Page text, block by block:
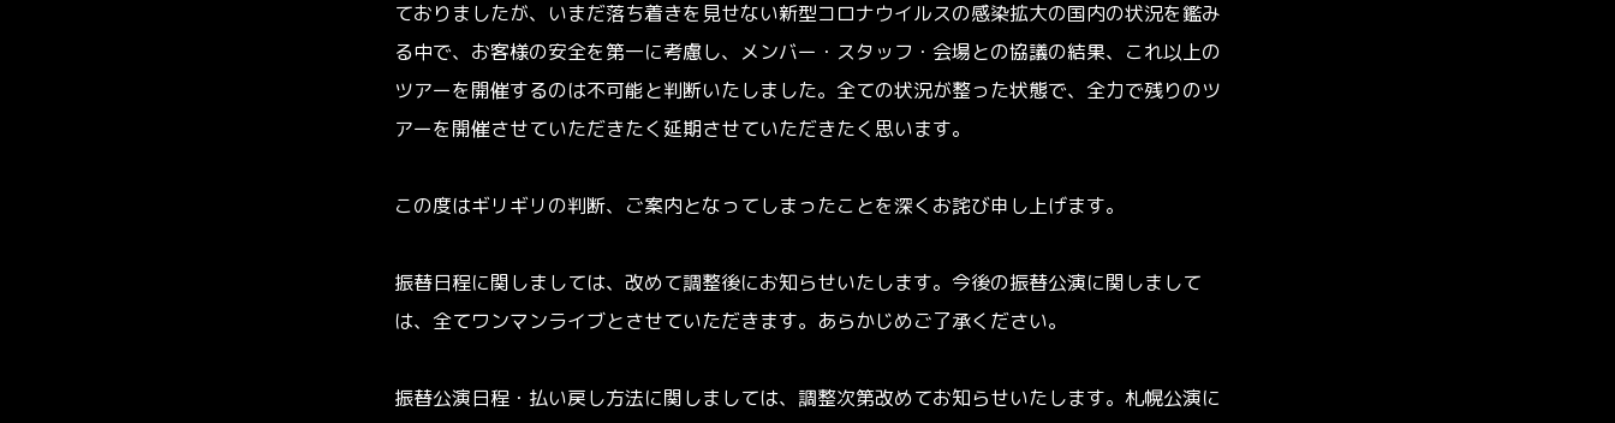
ておりましたが、いまだ落ち着きを見せない新型コロナウイルスの感染拡大の国内の状況を鑑み
る中で、お客様の安全を第一に考慮し、メンバー・スタッフ・会場との協議の結果、これ以上の
ツアーを開催するのは不可能と判断いたしました。全ての状況が整った状態で、全力で残りのツ
アーを開催させていただきたく延期させていただきたく思います。
この度はギリギリの判断、ご案内となってしまったことを深くお詫び申し上げます。
振替日程に関しましては、改めて調整後にお知らせいたします。今後の振替公演に関しまして
は、全てワンマンライブとさせていただきます。あらかじめご了承ください。
振替公演日程・払い戻し方法に関しましては、調整次第改めてお知らせいたします。札幌公演に